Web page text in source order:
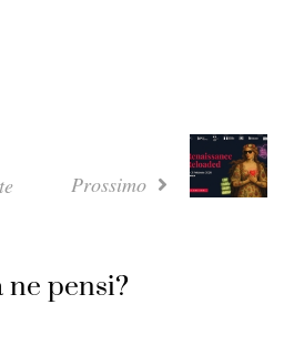
Prossimo
ne pensi?